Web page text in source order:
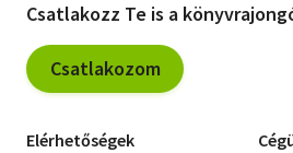
Csatlakozz Te is a
Csatlakozom
Elérhetőségek